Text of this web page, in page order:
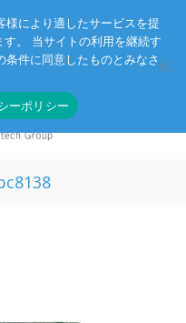
ート お問い合わせ
様により適したサービスを提
。 当サイトの利用を継続す
条件に同意したものとみなさ
ーポリシー